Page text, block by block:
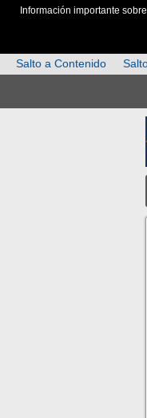
Información importante
Salto a Contenido